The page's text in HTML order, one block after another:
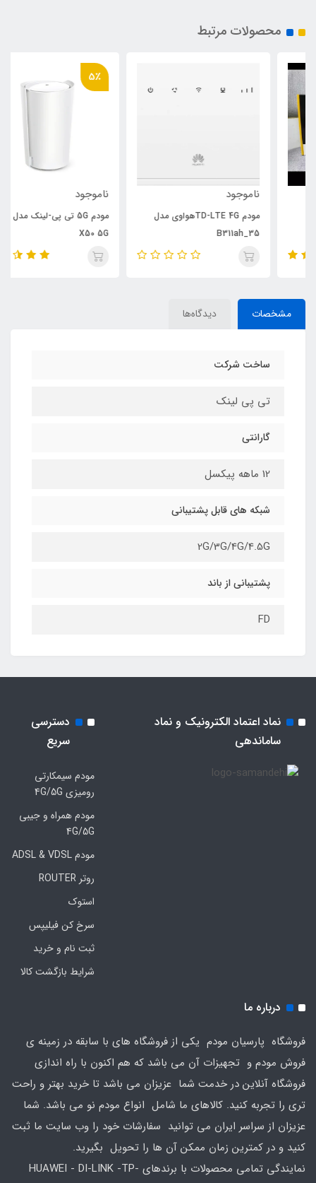
محصولات مرتبط
مودم TD-LTE 4Gهواوی مدل
B311ah_35
مودم 5G تی پی-لینک مدل Deco
مشخصات دیدگاه‌ها
ساخت شرکت
تی پی لینک
گارانتی
12 ماهه پیکسل
شبکه های قابل پشتیبانی
2G/3G/4G/4.5G
پشتیبانی از باند
FD
نماد اعتماد الکترونیک و نماد
ساماندهی
دسترسی
سریع
مودم سیمکارتی
رومیزی 4G/5G
مودم همراه و جیبی
4G/5G
مودم ADSL & VDSL
روتر ROUTER
استوک
سرخ کن فیلیپس
ثبت نام و خرید
شرایط بازگشت کالا
درباره ما
فروشگاه پارسیان مودم یکی از فروشگاه های با سابقه در زمینه ی
فروش مودم و تجهیزات آن می باشد که هم اکنون با راه اندازی
فروشگاه آنلاین در خدمت شما عزیزان می باشد تا خرید بهتر و راحت
تری را تجربه کنید. کالاهای ما شامل انواع مودم نو می باشد. شما
عزیزان از سراسر ایران می توانید سفارشات خود را وب سایت ما ثبت
کنید و در کمترین زمان ممکن آن ها را تحویل بگیرید.
نمایندگی تمامی محصولات با برندهای HUAWEI - DI-LINK -TP-